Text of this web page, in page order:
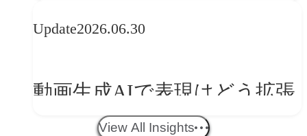
ークフロー設計と「ノイズと
Update2026.06.30
動画生成AIで表現はどう拡張
する？映像ディレクター橋本
View All Insights